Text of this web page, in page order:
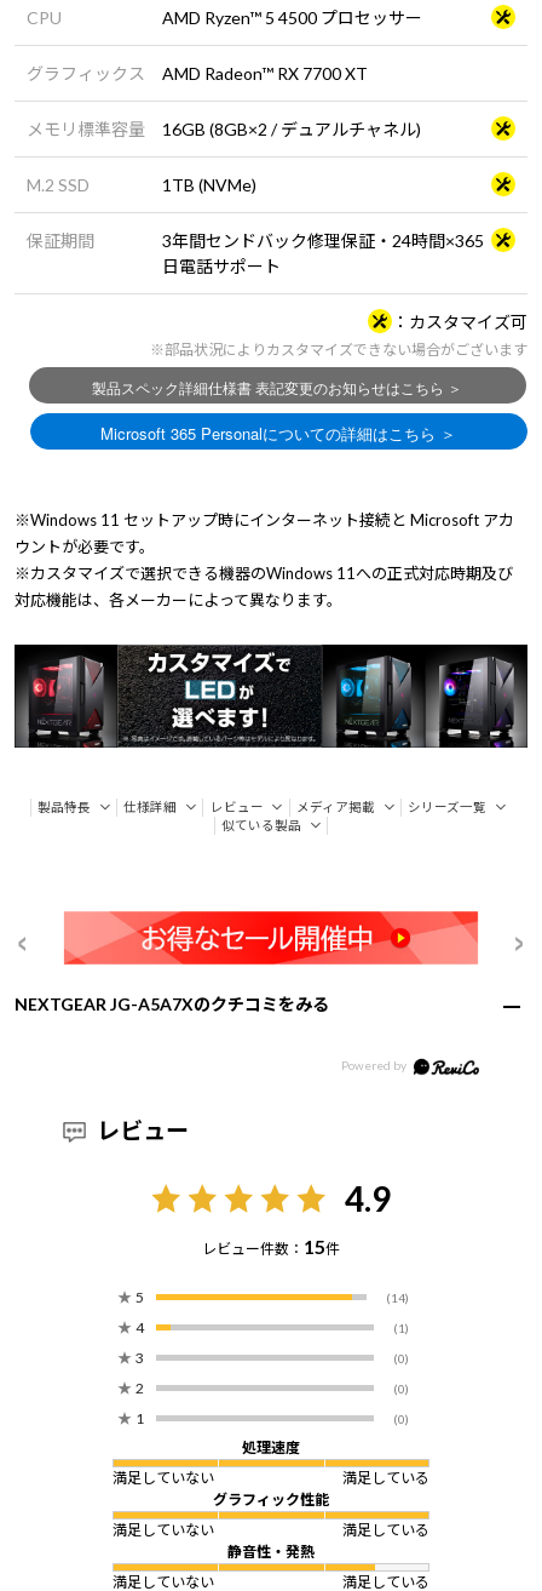
CPU AMD Ryzen™ 5 4500 プロセッサー
グラフィックス AMD Radeon™ RX 7700 XT
メモリ標準容量 16GB (8GB×2 / デュアルチャネル)
M.2 SSD 1TB (NVMe)
保証期間
3年間センドバック修理保証・24時間×365
日電話サポート
カスタマイズ可
※部品状況によりカスタマイズできない場合がございます
※Windows 11 セットアップ時にインターネット接続と Microsoft アカ
ウントが必要です。
※カスタマイズで選択できる機器のWindows 11への正式対応時期及び
対応機能は、各メーカーによって異なります。
製品特長 仕様詳細 レビュー メディア掲載
シリーズ一覧
似ている製品
NEXTGEAR JG-A5A7Xのクチコミをみる
レビュー
4.9
レビュー件数： 15件
★ 5 (14)
★ 4 (1)
★ 3 (0)
★ 2 (0)
★ 1 (0)
処理速度
満足していない
満足している
グラフィック性能
満足していない
満足している
静音性・発熱
満足していない
満足している